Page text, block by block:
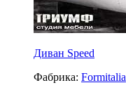
Диван Speed
Фабрика: Formitalia